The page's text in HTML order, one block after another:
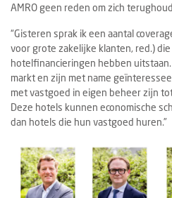
AMRO geen reden om zich
“Gisteren sprak ik een aantal
voor grote zakelijke klanten, red.)
hotelfinancieringen hebben
markt en zijn met name
met vastgoed in eigen beheer zijn
Deze hotels kunnen economische
dan hotels die hun vastgoed huren.”